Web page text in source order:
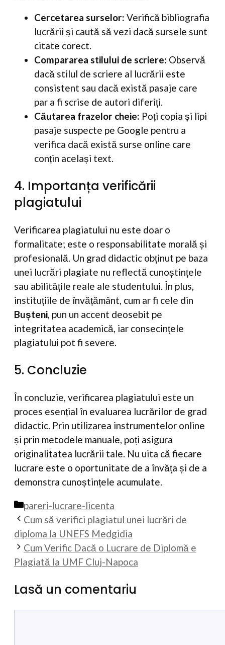
Cercetarea surselor: Verifică bibliografia
lucrării și caută să vezi dacă sursele sunt
citate corect.
Compararea stilului de scriere: Observă
dacă stilul de scriere al lucrării este
consistent sau dacă există pasaje care
par a fi scrise de autori diferiți.
Căutarea frazelor cheie: Poți copia și lipi
pasaje suspecte pe Google pentru a
verifica dacă există surse online care
conțin același text.
4. Importanța verificării
plagiatului
Verificarea plagiatului nu este doar o
formalitate; este o responsabilitate morală și
profesională. Un grad didactic obținut pe baza
unei lucrări plagiate nu reflectă cunoștințele
sau abilitățile reale ale studentului. În plus,
instituțiile de învățământ, cum ar fi cele din
Bușteni, pun un accent deosebit pe
integritatea academică, iar consecințele
plagiatului pot fi severe.
5. Concluzie
În concluzie, verificarea plagiatului este un
proces esențial în evaluarea lucrărilor de grad
didactic. Prin utilizarea instrumentelor online
și prin metodele manuale, poți asigura
originalitatea lucrării tale. Nu uita că fiecare
lucrare este o oportunitate de a învăța și de a
demonstra cunoștințele acumulate.
Categorii
pareri-lucrare-licenta
Cum să verifici plagiatul unei lucrări de
diploma la UNEFS Medgidia
Cum Verific Dacă o Lucrare de Diplomă e
Plagiată la UMF Cluj-Napoca
Lasă un comentariu